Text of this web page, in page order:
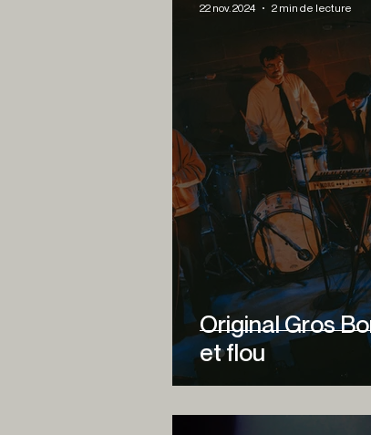
Francouvertes 2024
Original Gros
et flou
22 nov. 2024
2 min de lecture